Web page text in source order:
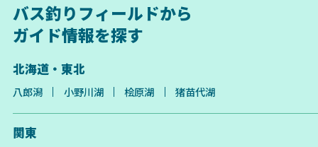
バス釣りフィールドから
ガイド情報を探す
北海道・東北
八郎潟 小野川湖 桧原湖 猪苗代湖
関東